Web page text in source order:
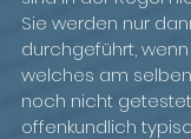
Sie werden nur
durchgeführt,
welches am
noch nicht
offenkundlich